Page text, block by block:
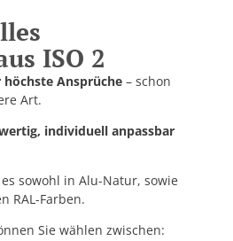
ISO 2
höchste Ansprüche– schon
Art.
individuell anpassbar
sowohl in Alu-Natur, sowie
RAL-Farben.
Sie wählen zwischen: